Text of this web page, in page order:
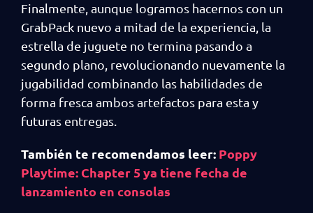
Finalmente, aunque logramos hacernos con un
GrabPack nuevo a mitad de la experiencia, la
estrella de juguete no termina pasando a
segundo plano, revolucionando nuevamente la
jugabilidad combinando las habilidades de
forma fresca ambos artefactos para esta y
futuras entregas.
También te recomendamos leer: Poppy
Playtime: Chapter 5 ya tiene fecha de
lanzamiento en consolas